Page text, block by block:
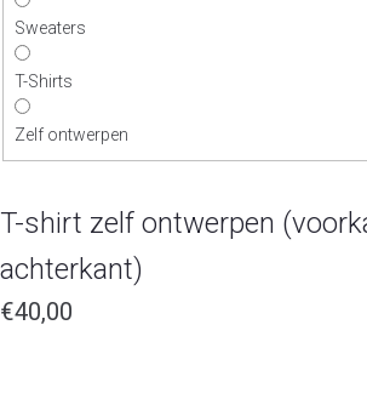
Sweaters
T-Shirts
Zelf ontwerpen
T-shirt zelf ontwerpen
achterkant)
€40,00